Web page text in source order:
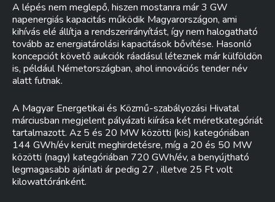
A lépés nem meglepő, hiszen mostanra már 3 GW
napenergiás kapacitás működik Magyarországon, ami
kihívás elé állítja a rendszerirányítást, így nem halogatható
tovább az energiatárolási kapacitások bővítése. Hasonló
koncepciót követő aukciók ráadásul léteznek már külföldön
is, például Németországban, ahol innovációs tender név
alatt futnak.
A Magyar Energetikai és Közmű-szabályozási Hivatal
márciusban megjelent pályázati kiírása két méretkategóriát
tartalmazott. Az 5 és 20 MW közötti (kis) kategóriában
144 GWh/év került meghirdetésre, míg a 20 és 50 MW
közötti (nagy) kategóriában 720 GWh/év, a benyújtható
legmagasabb ajánlati ár pedig 27 , illetve 25 Ft volt
kilowattóránként.